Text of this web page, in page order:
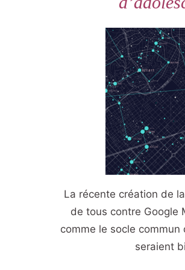
La récente création de
de tous contre Google
comme le socle
seraient